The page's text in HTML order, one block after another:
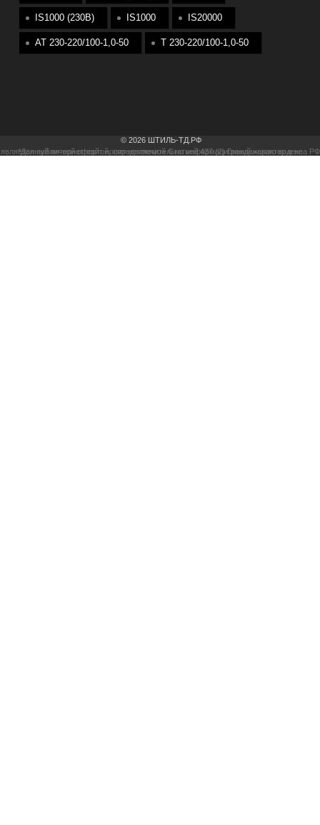
IS1000 (230В) IS1000 IS20000
АТ 230-220/100-1,0-50 T 230-220/100-1,0-50
© 2026 ШТИЛЬ-ТД.РФ
*Данный интернет-сайт носит исключительно информационный характер и не является публичной офертой, определяемой Статьей 437 (2) Гражданского кодекса РФ